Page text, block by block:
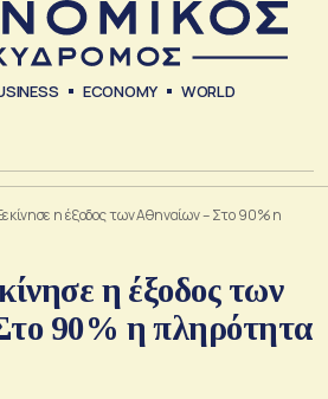
ECONOMY WORLD
η έξοδος των Αθηναίων – Στο 90% η
η έξοδος των
90% η πληρότητα